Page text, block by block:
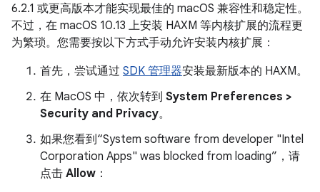
6.2.1 或更高版本才能实现最佳的 macOS 兼容性和稳定性。
不过，在 macOS 10.13 上安装 HAXM 等内核扩展的流程更
为繁琐。您需要按以下方式手动允许安装内核扩展：
首先，尝试通过 SDK 管理器安装最新版本的 HAXM。
在 MacOS 中，依次转到 System Preferences >
Security and Privacy。
如果您看到“System software from developer "Intel
Corporation Apps" was blocked from loading”，请
点击 Allow ：